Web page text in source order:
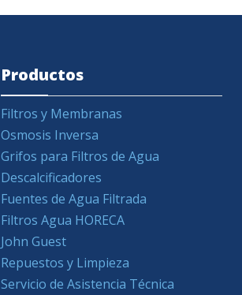
Productos
Filtros y Membranas
Osmosis Inversa
Grifos para Filtros de Agua
Descalcificadores
Fuentes de Agua Filtrada
Filtros Agua HORECA
John Guest
Repuestos y Limpieza
Servicio de Asistencia Técnica